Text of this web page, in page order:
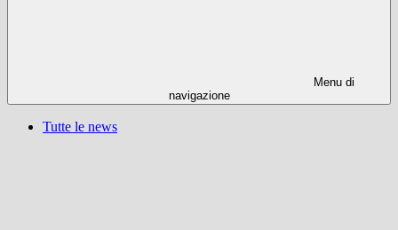
Menu di
navigazione
Tutte le news